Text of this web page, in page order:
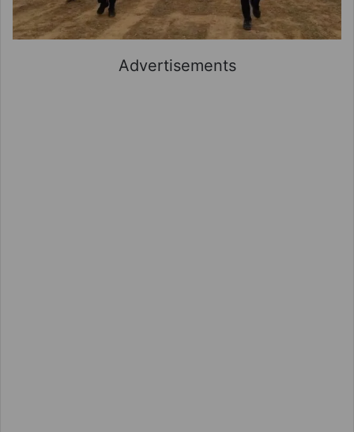
Advertisements